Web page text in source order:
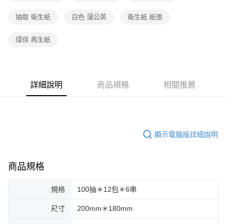
抽取 衛生紙 白色 蒲公英 衛生紙 紙張
環保 再生紙
詳細說明 商品規格 相關推薦
顯示電腦版詳細說明
商品規格
規格 100抽＊12包＊6串
尺寸 200mm＊180mm